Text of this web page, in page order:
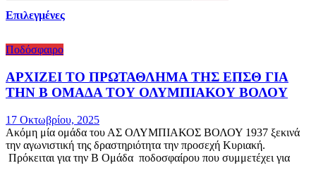
Επιλεγμένες
Ποδόσφαιρο
ΑΡΧΙΖΕΙ ΤΟ ΠΡΩΤΑΘΛΗΜΑ ΤΗΣ ΕΠΣΘ ΓΙΑ
ΤΗΝ Β ΟΜΑΔΑ ΤΟΥ ΟΛΥΜΠΙΑΚΟΥ ΒΟΛΟΥ
17 Οκτωβρίου, 2025
Ακόμη μία ομάδα του ΑΣ ΟΛΥΜΠΙΑΚΟΣ ΒΟΛΟΥ 1937 ξεκινά
την αγωνιστική της δραστηριότητα την προσεχή Κυριακή.
Πρόκειται για την Β Ομάδα ποδοσφαίρου που συμμετέχει για